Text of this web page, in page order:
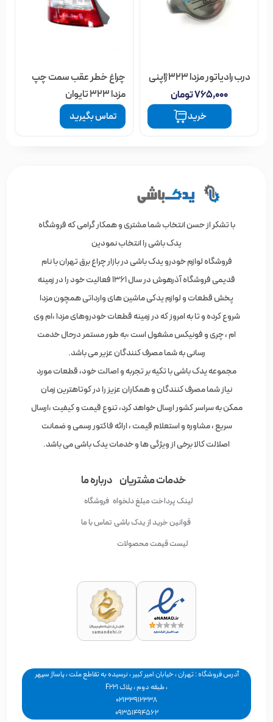
درب رادیاتور مزدا 323 ژاپنی
۷۶۵,۰۰۰تومان
خرید
چراغ خطر عقب سمت چپ
مزدا 323 تایوان
تماس بگیرید
با تشکر از حسن انتخاب شما مشتری و همکار گرامی که فروشگاه
یدک باشی را انتخاب نمودین
فروشگاه لوازم خودرو یدک باشی در بازار چراغ برق تهران با نام
قدیمی فروشگاه آذرهوش در سال 1361 فعالیت خود را در زمینه
پخش قطعات و لوازم یدکی ماشین های وارداتی همچون مزدا
شروع کرده و تا به امروز که در زمینه قطعات خودروهای مزدا ،ام وی
ام ، چری و فونیکس مشغول است ،به طور مستمر درحال خدمت
رسانی به شما مصرف کنندگان عزیر می باشد.
مجموعه یدک باشی با تکیه بر تجربه و اصالت خود، قطعات مورد
نیاز شما مصرف کنندگان و همکاران عزیز را در کوتاهترین زمان
ممکن به سراسر کشور ارسال خواهد کرد، تنوع قیمت و کیفیت ،ارسال
سریع ، مشاوره و استعلام قیمت ، ارائه فاکتور رسمی و ضمانت
اصلالت کالا برخی از ویژگی ها و خدمات یدک باشی می باشد.
خدمات مشتریان
لینک پرداخت مبلغ دلخواه
قوانین خرید از یدک باشی
لیست قیمت محصولات
درباره ما
فروشگاه
تماس با ما
آدرس فروشگاه : تهران ، خیابان امیر کبیر ، نرسیده به تقاطع ملت ، پاساژ سپهر
، طبقه دوم ، پلاک F221
02133912338
09351494562